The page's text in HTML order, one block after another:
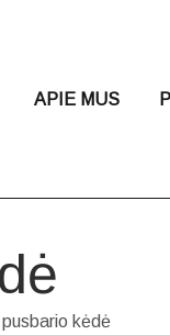
APIE MUS
pusbario kėdė